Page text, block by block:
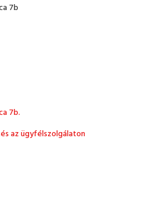
7b
7b.
az ügyfélszolgálaton